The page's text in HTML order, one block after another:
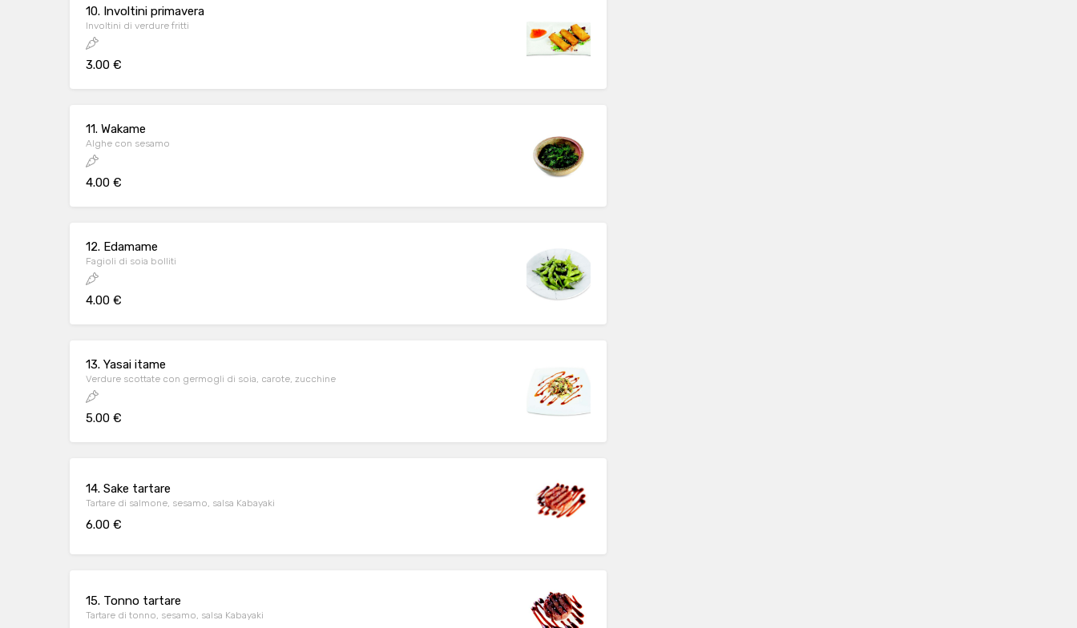
10. Involtini primavera
Involtini di verdure fritti
3.00 €
11. Wakame
Alghe con sesamo
4.00 €
12. Edamame
Fagioli di soia bolliti
4.00 €
13. Yasai itame
Verdure scottate con germogli di soia, carote, zucchine
5.00 €
14. Sake tartare
Tartare di salmone, sesamo, salsa Kabayaki
6.00 €
15. Tonno tartare
Tartare di tonno, sesamo, salsa Kabayaki